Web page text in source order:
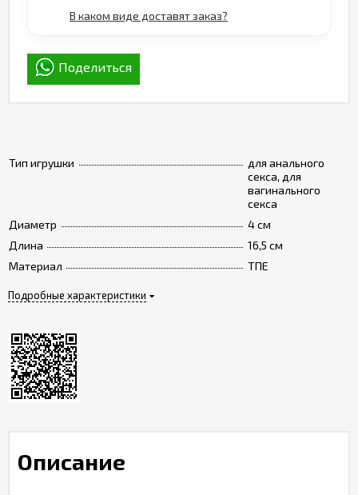
Тип игрушки
для анального
секса, для
вагинального
секса
Диаметр
4 см
Длина
16,5 см
Материал
ТПЕ
Подробные характеристики
В каком виде доставят заказ?
Поделиться
Описание